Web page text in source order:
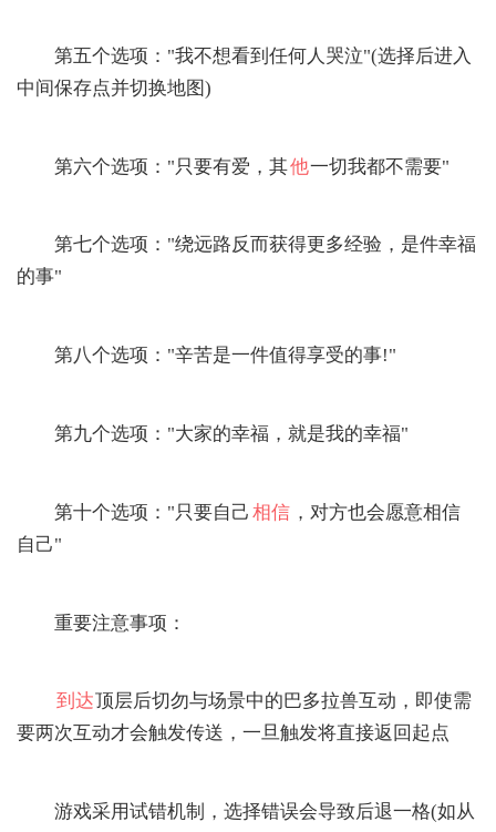
第五个选项："我不想看到任何人哭泣"(选择后进入
中间保存点并切换地图)
第六个选项："只要有爱，其他一切我都不需要"
第七个选项："绕远路反而获得更多经验，是件幸福
的事"
第八个选项："辛苦是一件值得享受的事!"
第九个选项："大家的幸福，就是我的幸福"
第十个选项："只要自己 相信 ，对方也会愿意相信
自己"
‌重要注意事项：‌
到达顶层后切勿与场景中的巴多拉兽互动，即使需
要两次互动才会触发传送，一旦触发将直接返回起点
游戏采用试错机制，选择错误会导致后退一格(如从